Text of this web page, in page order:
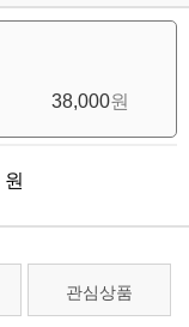
38,000원
원
관심상품